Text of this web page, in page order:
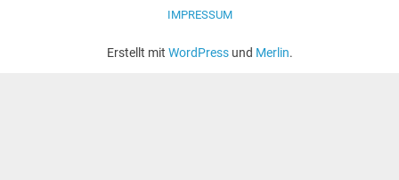
IMPRESSUM
Erstellt mit WordPressund Merlin.